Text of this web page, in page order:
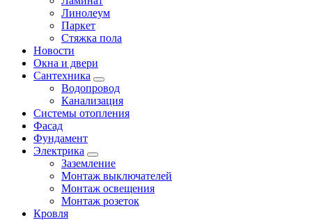
Линолеум
Паркет
Стяжка пола
Новости
Окна и двери
Сантехника
Водопровод
Канализация
Системы отопления
Фасад
Фундамент
Электрика
Заземление
Монтаж выключателей
Монтаж освещения
Монтаж розеток
Кровля